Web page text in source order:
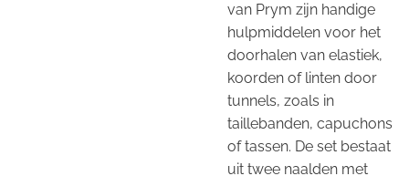
van Prym zijn handige
hulpmiddelen voor het
doorhalen van elastiek,
koorden of linten door
tunnels, zoals in
taillebanden, capuchons
of tassen. De set bestaat
uit twee naalden met